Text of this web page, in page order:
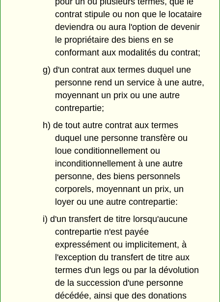
contrat stipule ou non que le locataire
deviendra ou aura l'option de devenir
le propriétaire des biens en se
conformant aux modalités du contrat;
g) d'un contrat aux termes duquel une
personne rend un service à une autre,
moyennant un prix ou une autre
contrepartie;
h) de tout autre contrat aux termes
duquel une personne transfère ou
loue conditionnellement ou
inconditionnellement à une autre
personne, des biens personnels
corporels, moyennant un prix, un
loyer ou une autre contrepartie:
i) d'un transfert de titre lorsqu'aucune
contrepartie n'est payée
expressément ou implicitement, à
l'exception du transfert de titre aux
termes d'un legs ou par la dévolution
de la succession d'une personne
décédée, ainsi que des donations